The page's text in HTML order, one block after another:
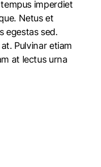
imperdiet
Netus et
egestas sed.
Pulvinar etiam
at lectus urna